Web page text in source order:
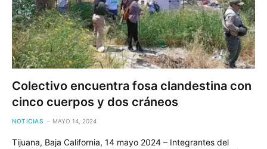
Colectivo encuentra fosa clandestina con
cinco cuerpos y dos cráneos
NOTICIAS MAYO 14, 2024
Tijuana, Baja California, 14 mayo 2024 – Integrantes del